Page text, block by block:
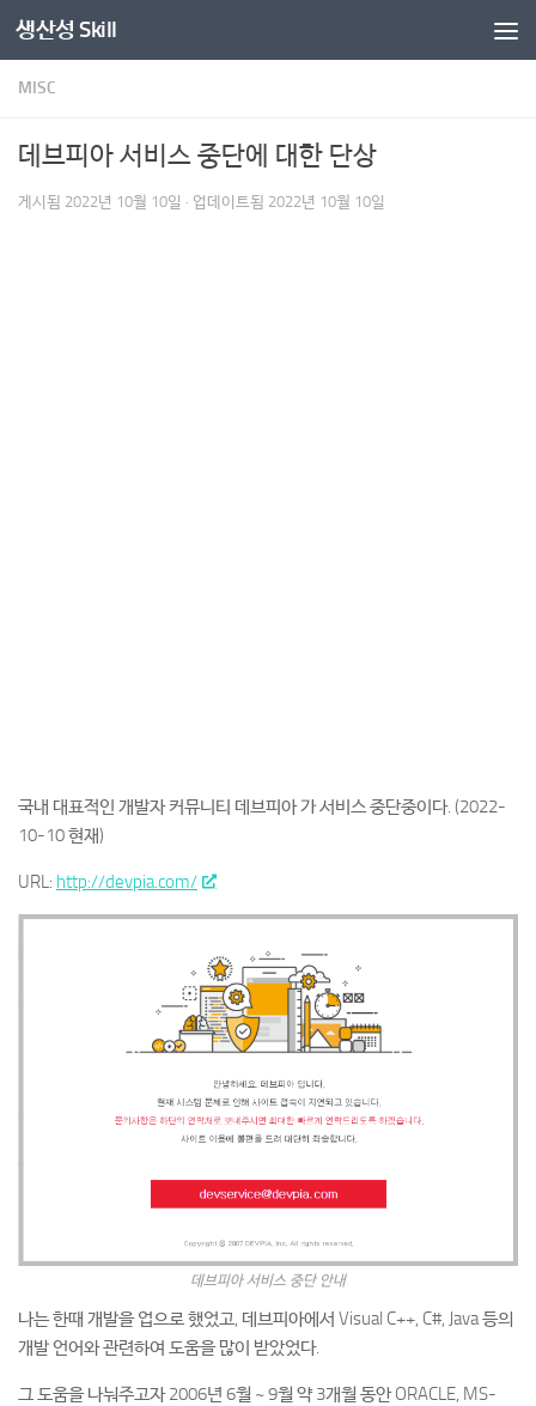
콘텐츠로 건너뛰기
생산성 Skill
MISC
데브피아 서비스 중단에 대한 단상
게시됨 2022년 10월 10일 · 업데이트됨 2022년 10월 10일
국내 대표적인 개발자 커뮤니티 데브피아 가 서비스 중단중이다. (2022-
10-10 현재)
URL: http://devpia.com/
데브피아 서비스 중단 안내
나는 한때 개발을 업으로 했었고, 데브피아에서 Visual C++, C#, Java 등의
개발 언어와 관련하여 도움을 많이 받았었다.
그 도움을 나눠주고자 2006년 6월 ~ 9월 약 3개월 동안 ORACLE, MS-